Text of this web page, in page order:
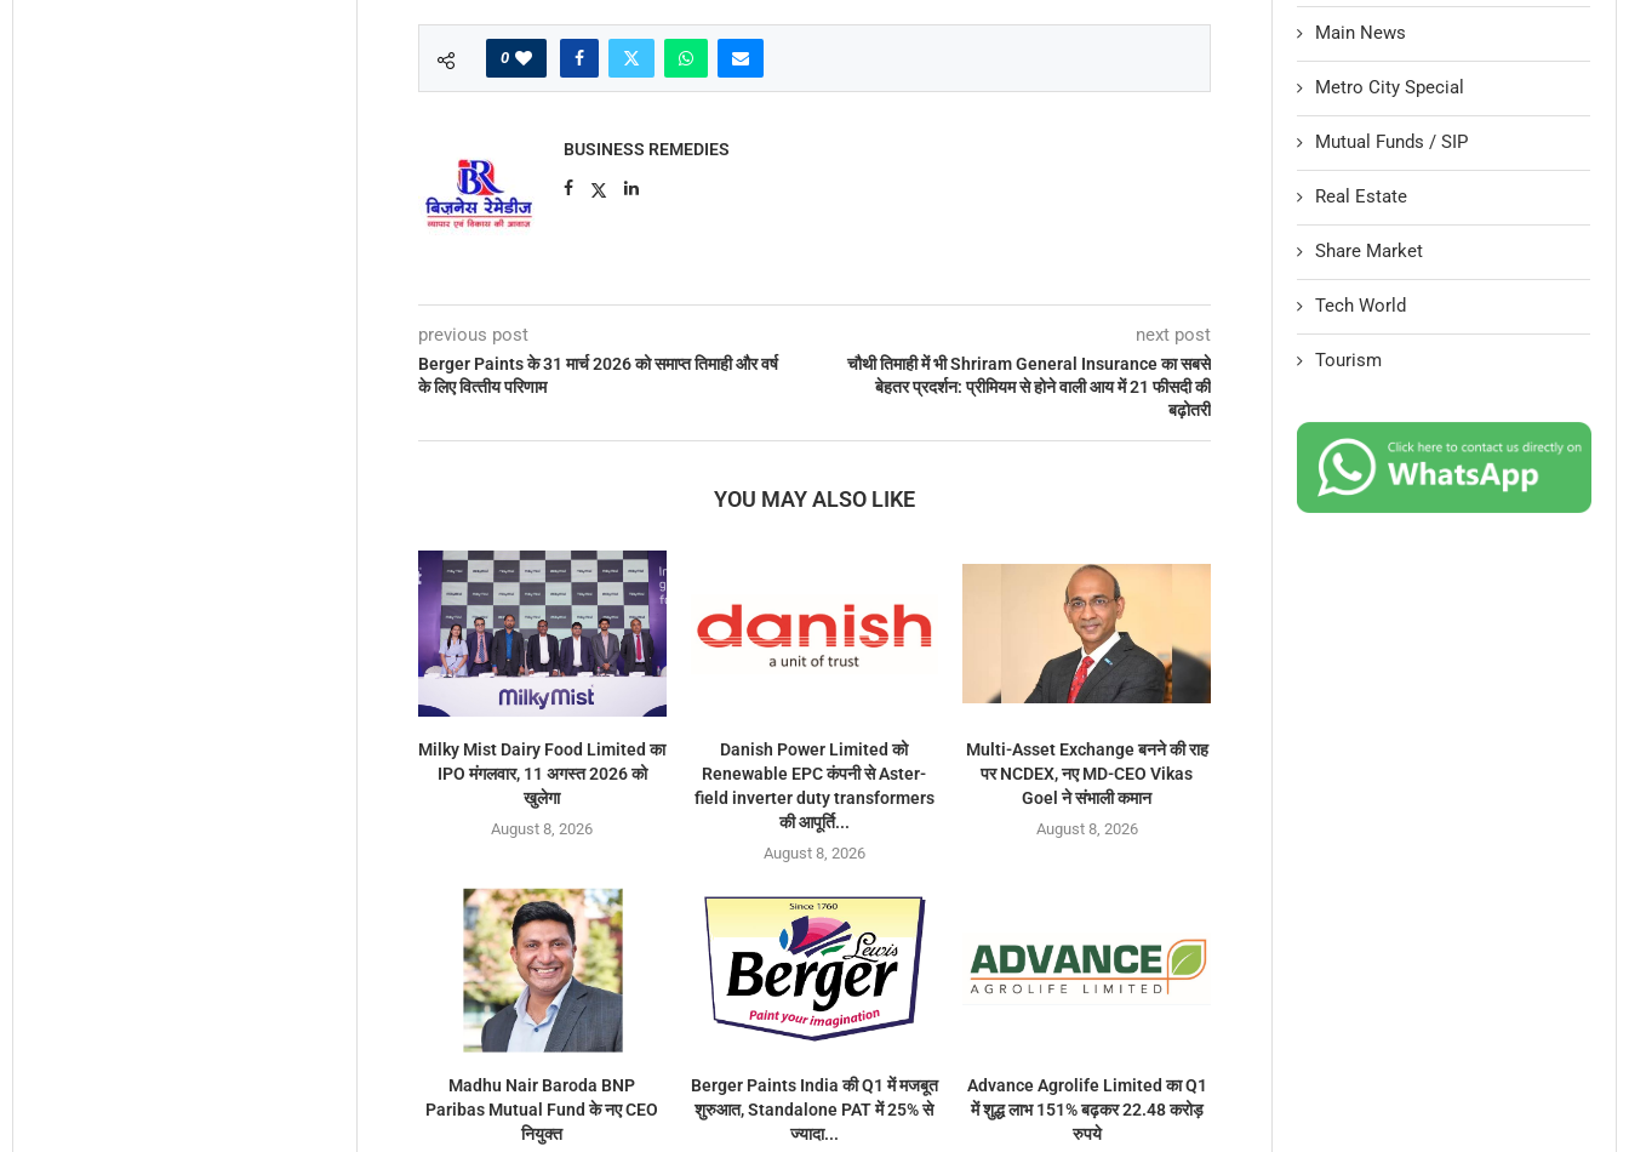
0
BUSINESS REMEDIES
previous post
Berger Paints के 31 मार्च 2026 को समाप्‍त तिमाही और वर्ष
के लिए वित्‍तीय परिणाम
next post
चौथी तिमाही में भी Shriram General Insurance का सबसे
बेहतर प्रदर्शन: प्रीमियम से होने वाली आय में 21 फीसदी की
बढ़ोतरी
YOU MAY ALSO LIKE
Milky Mist Dairy Food Limited का
IPO मंगलवार, 11 अगस्त 2026 को
खुलेगा
August 8, 2026
Danish Power Limited को
Renewable EPC कंपनी से Aster-
field inverter duty transformers
की आपूर्ति...
August 8, 2026
Multi-Asset Exchange बनने की राह
पर NCDEX, नए MD-CEO Vikas
Goel ने संभाली कमान
August 8, 2026
Madhu Nair Baroda BNP
Paribas Mutual Fund के नए CEO
नियुक्त
Berger Paints India की Q1 में मजबूत
शुरुआत, Standalone PAT में 25% से
ज्यादा...
Advance Agrolife Limited का Q1
में शुद्ध लाभ 151% बढ़कर 22.48 करोड़
रुपये
Main News
Metro City Special
Mutual Funds / SIP
Real Estate
Share Market
Tech World
Tourism